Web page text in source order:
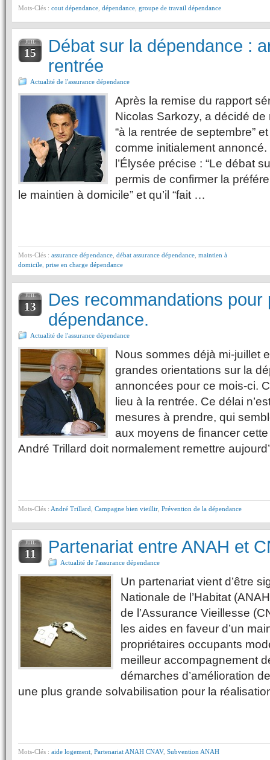
Mots-Clés : cout dépendance dépendance groupe de travail dépendance
JUIL
15
Débat sur la dépendance :
rentrée
Actualité de l'assurance dépendance
Après la remise du rapport
Nicolas Sarkozy, a décidé
“à la rentrée de septembre”
comme initialement
l’Élysée précise : “Le débat
permis de confirmer la
le maintien à domicile” et qu’il “fait …
Mots-Clés : assurance dépendance débat assurance dépendance maintien à
domicile prise en charge dépendance
JUIL
13
Des recommandations pour
dépendance.
Actualité de l'assurance dépendance
Nous sommes déjà mi-juillet
grandes orientations sur la
annoncées pour ce mois-ci.
lieu à la rentrée. Ce délai
mesures à prendre, qui
aux moyens de financer
André Trillard doit normalement remettre
Mots-Clés : André Trillard Campagne bien vieillir Prévention de la dépendance
JUIL
11 Partenariat entre ANAH et
Actualité de l'assurance dépendance
Un partenariat vient d’être
Nationale de l’Habitat
de l’Assurance Vieillesse
les aides en faveur d’un
propriétaires occupants
meilleur accompagnement
démarches d’amélioration
une plus grande solvabilisation pour la
Mots-Clés : aide logement Partenariat ANAH CNAV, Subvention ANAH